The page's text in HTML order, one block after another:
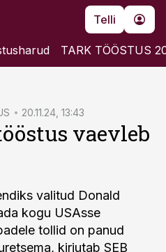
Telli
TARK TÖÖSTUS
20.11.24, 13:43
vaevleb
valitud Donald
kogu USAsse
tollid on panud
kirjutab SEB